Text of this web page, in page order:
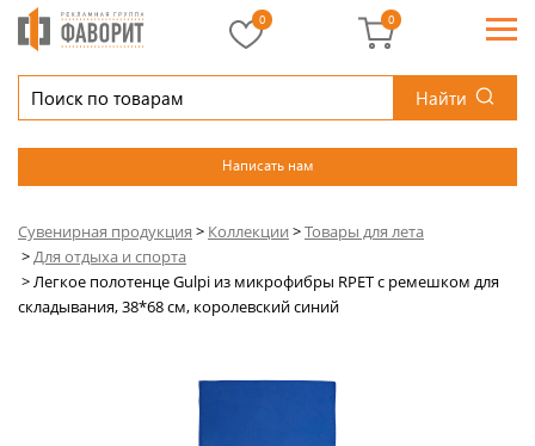
Найти
Написать нам
0 0
Сувенирная продукция > Коллекции >Товары для лета
>Для отдыха и спорта
>Легкое полотенце Gulpi из микрофибры RPET с ремешком для
складывания, 38*68 см, королевский синий